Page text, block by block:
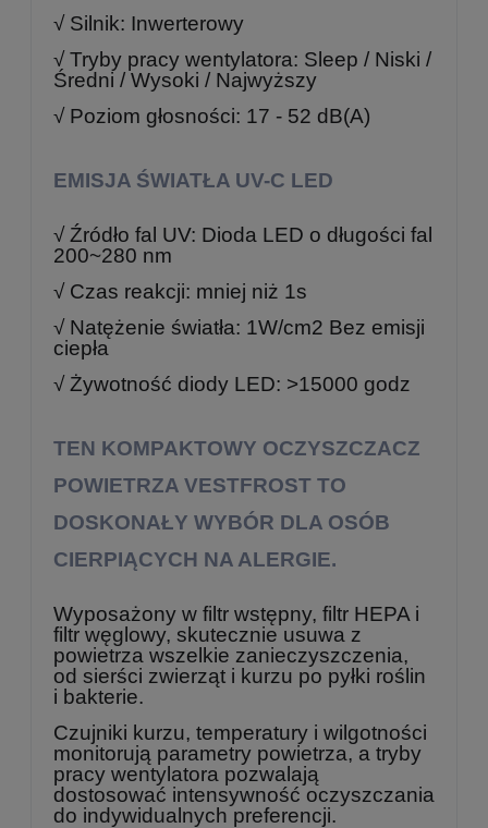
√ Silnik: Inwerterowy
√ Tryby pracy wentylatora: Sleep / Niski /
Średni / Wysoki / Najwyższy
√ Poziom głosności: 17 - 52 dB(A)
EMISJA ŚWIATŁA UV-C LED
√ Źródło fal UV: Dioda LED o długości fal
200~280 nm
√ Czas reakcji: mniej niż 1s
√ Natężenie światła: 1W/cm2 Bez emisji
ciepła
√ Żywotność diody LED: >15000 godz
TEN KOMPAKTOWY OCZYSZCZACZ
POWIETRZA VESTFROST TO
DOSKONAŁY WYBÓR DLA OSÓB
CIERPIĄCYCH NA ALERGIE.
Wyposażony w filtr wstępny, filtr HEPA i
filtr węglowy, skutecznie usuwa z
powietrza wszelkie zanieczyszczenia,
od sierści zwierząt i kurzu po pyłki roślin
i bakterie.
Czujniki kurzu, temperatury i wilgotności
monitorują parametry powietrza, a tryby
pracy wentylatora pozwalają
dostosować intensywność oczyszczania
do indywidualnych preferencji.